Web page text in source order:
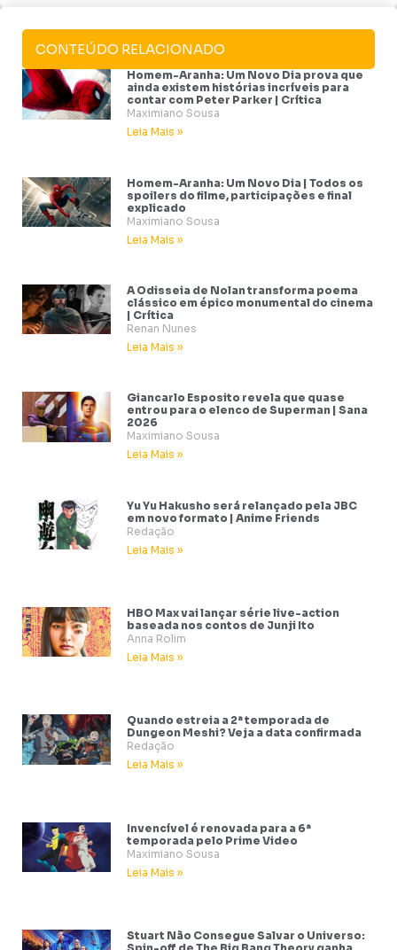
CONTEÚDO RELACIONADO
Homem-Aranha: Um Novo Dia prova que
ainda existem histórias incríveis para
contar com Peter Parker | Crítica
Maximiano Sousa
Leia Mais »
Homem-Aranha: Um Novo Dia | Todos os
spoilers do filme, participações e final
explicado
Maximiano Sousa
Leia Mais »
A Odisseia de Nolan transforma poema
clássico em épico monumental do cinema
| Crítica
Renan Nunes
Leia Mais »
Giancarlo Esposito revela que quase
entrou para o elenco de Superman | Sana
2026
Maximiano Sousa
Leia Mais »
Yu Yu Hakusho será relançado pela JBC
em novo formato | Anime Friends
Redação
Leia Mais »
HBO Max vai lançar série live-action
baseada nos contos de Junji Ito
Anna Rolim
Leia Mais »
Quando estreia a 2ª temporada de
Dungeon Meshi? Veja a data confirmada
Redação
Leia Mais »
Invencível é renovada para a 6ª
temporada pelo Prime Video
Maximiano Sousa
Leia Mais »
Stuart Não Consegue Salvar o Universo: